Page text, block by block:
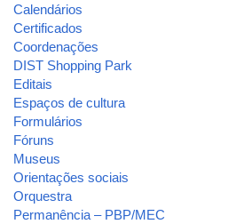
Calendários
Certificados
Coordenações
DIST Shopping Park
Editais
Espaços de cultura
Formulários
Fóruns
Museus
Orientações sociais
Orquestra
Permanência – PBP/MEC